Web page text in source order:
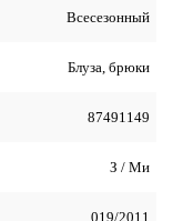
Всесезонный
Блуза, брюки
87491149
З / Ми
019/2011